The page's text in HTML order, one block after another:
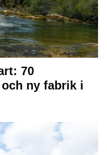
70
ny fabrik i